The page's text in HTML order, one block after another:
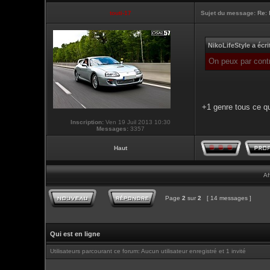
touti-17 Sujet du message: Re:
Inscription: Ven 19 Juil 2013 10:30
Messages: 3357
NikoLifeStyle a
On peux par
+1 genre tous ce
Haut
Page 2 sur 2 [ 14 messages ]
Qui est en ligne
Utilisateurs parcourant ce forum: Aucun utilisateur enregistré et 1 invité